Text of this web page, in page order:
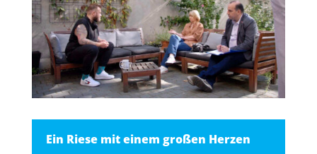
Ein Riese mit einem großen Herzen